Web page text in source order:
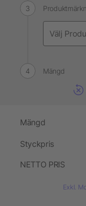
Mängd
Mängd
Styckpris
NETTO PRIS
Exkl.